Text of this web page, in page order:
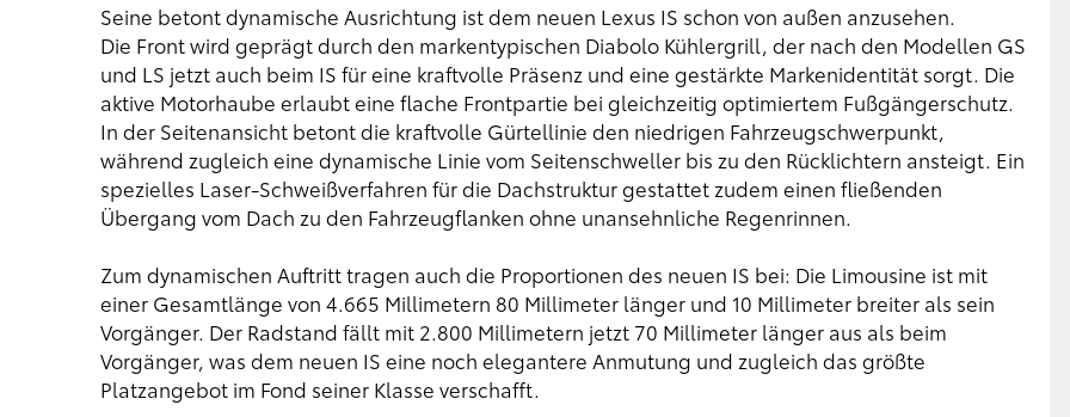
Seine betont dynamische Ausrichtung ist dem neuen Lexus IS schon von außen anzusehen.
Die Front wird geprägt durch den markentypischen Diabolo Kühlergrill, der nach den Modellen GS
und LS jetzt auch beim IS für eine kraftvolle Präsenz und eine gestärkte Markenidentität sorgt. Die
aktive Motorhaube erlaubt eine flache Frontpartie bei gleichzeitig optimiertem Fußgängerschutz.
In der Seitenansicht betont die kraftvolle Gürtellinie den niedrigen Fahrzeugschwerpunkt,
während zugleich eine dynamische Linie vom Seitenschweller bis zu den Rücklichtern ansteigt. Ein
spezielles Laser-Schweißverfahren für die Dachstruktur gestattet zudem einen fließenden
Übergang vom Dach zu den Fahrzeugflanken ohne unansehnliche Regenrinnen.
Zum dynamischen Auftritt tragen auch die Proportionen des neuen IS bei: Die Limousine ist mit
einer Gesamtlänge von 4.665 Millimetern 80 Millimeter länger und 10 Millimeter breiter als sein
Vorgänger. Der Radstand fällt mit 2.800 Millimetern jetzt 70 Millimeter länger aus als beim
Vorgänger, was dem neuen IS eine noch elegantere Anmutung und zugleich das größte
Platzangebot im Fond seiner Klasse verschafft.